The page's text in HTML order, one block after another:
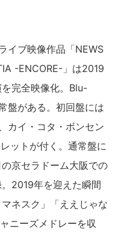
イブ映像作品「NEWS
-ENCORE-」は2019
完全映像化。Blu-
盤がある。初回盤には
カイ・コタ・ボンセン
ットが付く。通常盤に
京セラドーム大阪での
2019年を迎えた瞬間
ネスク」「ええじゃな
ニーズメドレーを収